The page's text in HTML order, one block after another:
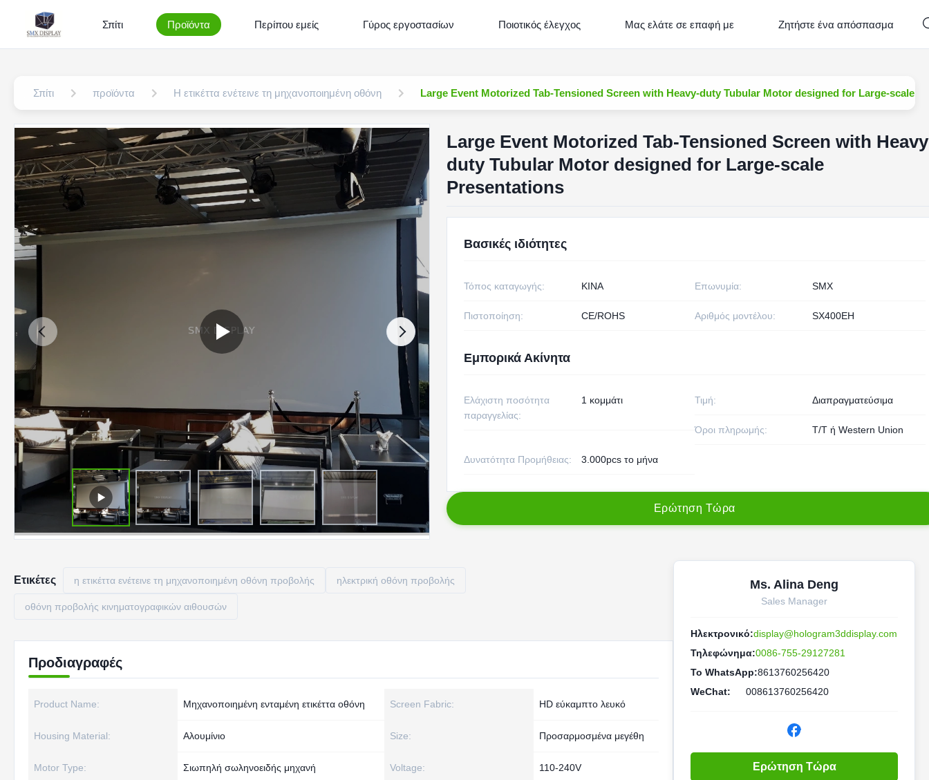
Σπίτι Προϊόντα Περίπου εμείς Γύρος εργοστασίων Ποιοτικός έλεγχος Μας ελάτε σε επαφή με Ζητήστε ένα απόσπασμα
Σπίτι προϊόντα Η ετικέττα ενέτεινε τη μηχανοποιημένη οθόνη Large Event Motorized Tab-Tensioned Screen with Heavy-duty Tubular Motor designed for Large-scale
Large Event Motorized Tab-Tensioned Screen with
duty Tubular Motor designed for Large-scale
Presentations
Βασικές ιδιότητες
Τόπος καταγωγής: ΚΙΝΑ Επωνυμία: SMX
Πιστοποίηση: CE/ROHS Αριθμός μοντέλου: SX400EH
Εμπορικά Ακίνητα
Ελάχιστη ποσότητα
παραγγελίας:
1 κομμάτι Τιμή: Διαπραγματεύσιμα
Όροι πληρωμής: T/T ή Western Union
Δυνατότητα Προμήθειας: 3.000pcs το μήνα
Ερώτηση Τώρα
Ετικέτες η ετικέττα ενέτεινε τη μηχανοποιημένη οθόνη προβολής ηλεκτρική οθόνη προβολής
οθόνη προβολής κινηματογραφικών αιθουσών
Προδιαγραφές
Product Name: Μηχανοποιημένη ενταμένη ετικέττα οθόνη Screen Fabric: HD εύκαμπτο λευκό
Housing Material: Αλουμίνιο Size: Προσαρμοσμένα μεγέθη
Motor Type: Σιωπηλή σωληνοειδής μηχανή Voltage: 110-240V
Ms. Alina Deng
Sales Manager
Ηλεκτρονικό:display@hologram3ddisplay.com
Τηλεφώνημα:0086-755-29127281
Το WhatsApp:8613760256420
WeChat:
008613760256420
Ερώτηση Τώρα